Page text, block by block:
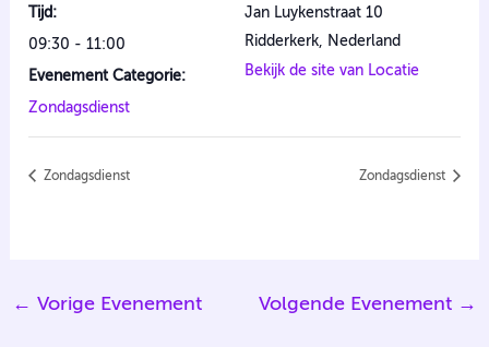
Tijd:
09:30 - 11:00
Evenement Categorie:
Zondagsdienst
Jan Luykenstraat 10
Ridderkerk, Nederland
Bekijk de site van Locatie
Zondagsdienst Zondagsdienst
← Vorige Evenement Volgende Evenement →